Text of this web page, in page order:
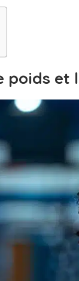
poids et